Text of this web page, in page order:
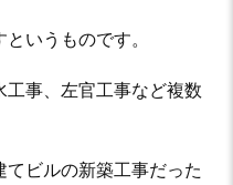
いうものです。
事、左官工事など複数
ビルの新築工事だった